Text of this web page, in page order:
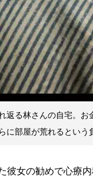
返る林さんの自宅。お
に部屋が荒れるという
女の勧めで心療